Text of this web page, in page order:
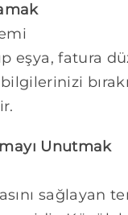
eşya, fatura
Unutmak